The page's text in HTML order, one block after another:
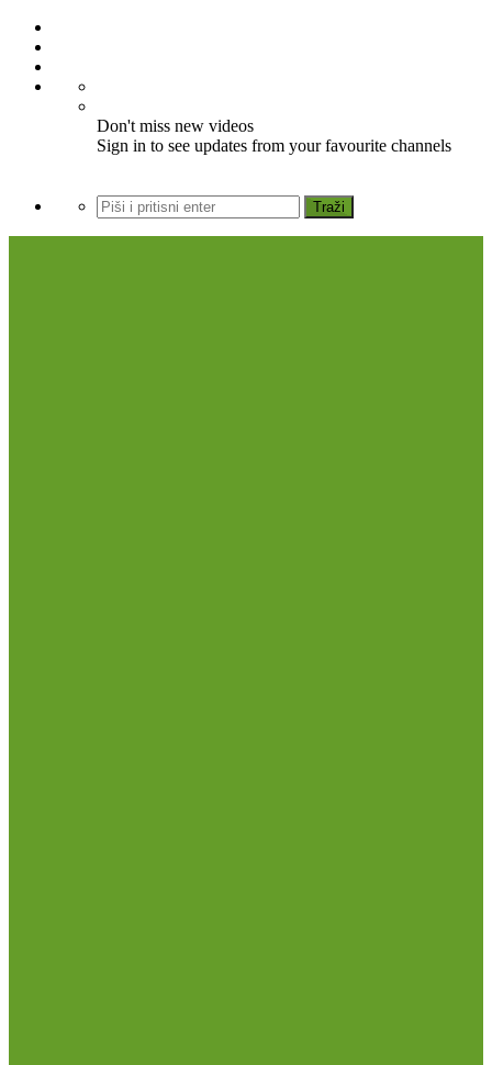
Don't miss new videos
Sign in to see updates from your favourite channels